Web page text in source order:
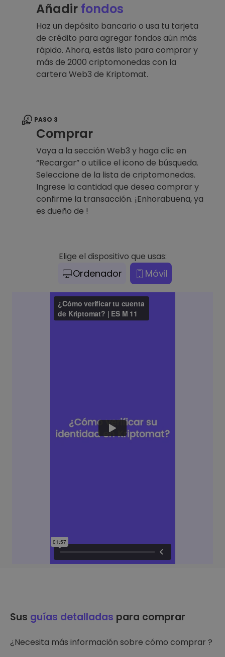
Añadir fondos
Haz un depósito bancario o usa tu tarjeta
de crédito para agregar fondos aún más
rápido. Ahora, estás listo para comprar y
más de 2000 criptomonedas con la
cartera Web3 de Kriptomat.
PASO 3
Comprar
Vaya a la sección Web3 y haga clic en
“Recargar” o utilice el icono de búsqueda.
Seleccione de la lista de criptomonedas.
Ingrese la cantidad que desea comprar y
confirme la transacción. ¡Enhorabuena, ya
es dueño de !
Elige el dispositivo que usas:
Ordenador Móvil
Sus guías detalladas para comprar
¿Necesita más información sobre cómo comprar ?